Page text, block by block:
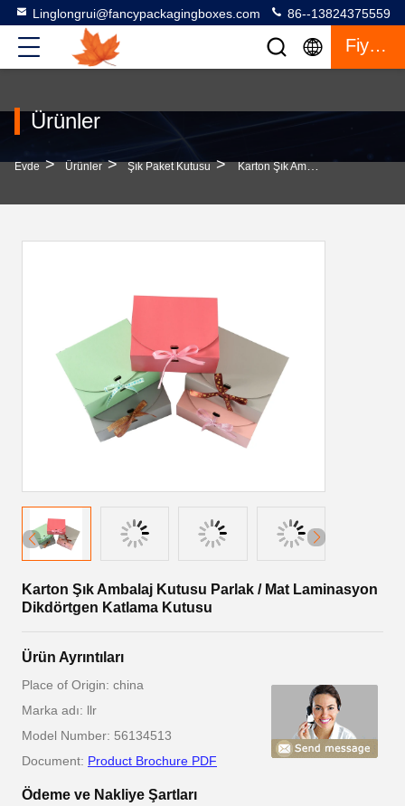
Linglongrui@fancypackagingboxes.com 86--13824375559
Fiyat Teklifi
Ürünler
Evde > Ürünler > Şık Paket Kutusu > Karton Şık Ambalaj Kutusu Parlak / Mat Laminasyon Dikdörtgen Katlama Kutusu
Karton Şık Ambalaj Kutusu Parlak / Mat Laminasyon
Dikdörtgen Katlama Kutusu
Ürün Ayrıntıları
Place of Origin: china
Marka adı: llr
Model Number: 56134513
Document: Product Brochure PDF
Ödeme ve Nakliye Şartları